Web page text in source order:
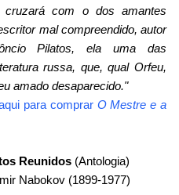
cruzará com o dos amantes
mal compreendido, autor
Pilatos, ela uma das
russa, que, qual Orfeu,
amado desaparecido."
para comprar O Mestre e a
Reunidos (Antologia)
Nabokov (1899-1977)